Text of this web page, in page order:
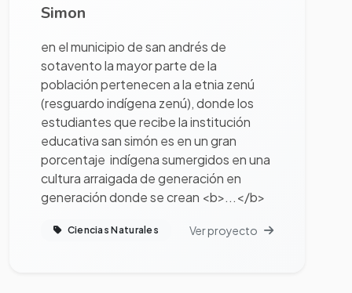
Simon
en el municipio de san andrés de
sotavento la mayor parte de la
población pertenecen a la etnia zenú
(resguardo indígena zenú), donde los
estudiantes que recibe la institución
educativa san simón es en un gran
porcentaje indígena sumergidos en una
cultura arraigada de generación en
generación donde se crean <b>...</b>
Ciencias Naturales Ver proyecto